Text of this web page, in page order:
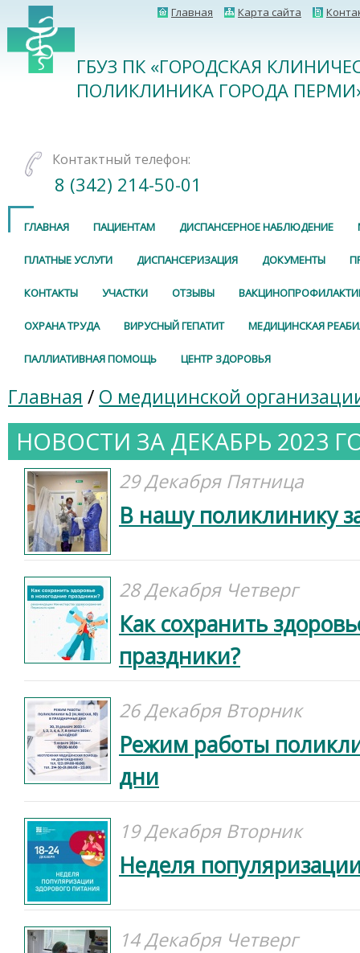
Главная Карта сайта
ГБУЗ ПК «ГОРОДСКАЯ
ПОЛИКЛИНИКА ГОРОДА
Контактный телефон:
8 (342) 214-50-01
ГЛАВНАЯ ПАЦИЕНТАМ ДИСПАНСЕРНОЕ НАБЛЮДЕНИЕ
ПЛАТНЫЕ УСЛУГИ ДИСПАНСЕРИЗАЦИЯ ДОКУМЕНТЫ
КОНТАКТЫ УЧАСТКИ ОТЗЫВЫ
ОХРАНА ТРУДА ВИРУСНЫЙ ГЕПАТИТ МЕДИЦИНСКАЯ
ПАЛЛИАТИВНАЯ ПОМОЩЬ ЦЕНТР ЗДОРОВЬЯ
Главная / О медицинской
НОВОСТИ ЗА ДЕКАБРЬ 2023
29 Декабря Пятница
В нашу поликлинику
28 Декабря Четверг
Как сохранить
праздники?
26 Декабря Вторник
Режим работы
дни
19 Декабря Вторник
Неделя
14 Декабря Четверг